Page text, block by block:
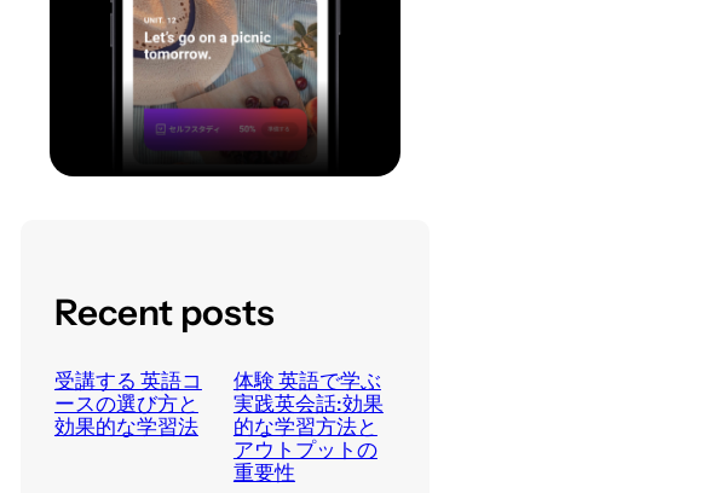
Recent posts
受講する 英語コ
ースの選び方と
効果的な学習法
体験 英語で学ぶ
実践英会話:効果
的な学習方法と
アウトプットの
重要性